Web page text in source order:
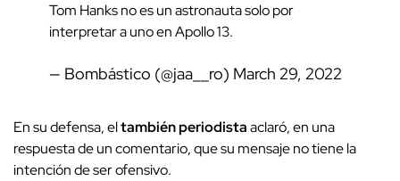
Tom Hanks no es un astronauta solo por
interpretar a uno en Apollo 13.
— Bombástico (@jaa__ro) March 29, 2022
En su defensa, eltambién periodistaaclaró, en una
respuesta de un comentario, que su mensaje no tiene la
intención de ser ofensivo.